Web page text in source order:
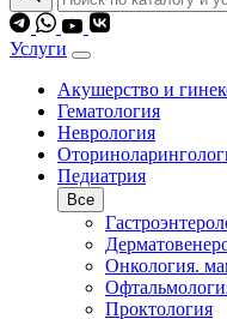
Услуги
Акушерство и
Гематология
Неврология
Педиатрия
Все
Онкология.
Проктология